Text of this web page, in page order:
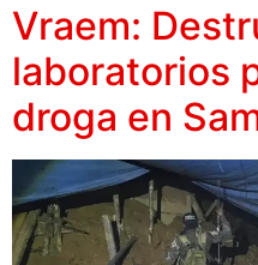
Vraem:
laboratorios
droga en